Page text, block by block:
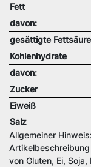
Fett
davon:
gesättigte
Kohlenhydrate
davon:
Zucker
Eiweiß
Salz
Allgemeiner
von Gluten, Ei,